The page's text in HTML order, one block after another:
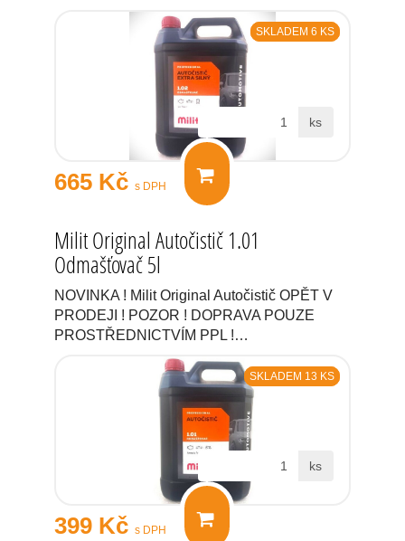
SKLADEM 6 KS
665 Kč s DPH
ks
Milit Original Autočistič 1.01
Odmašťovač 5l
NOVINKA ! Milit Original Autočistič OPĚT V
PRODEJI ! POZOR ! DOPRAVA POUZE
PROSTŘEDNICTVÍM PPL !…
SKLADEM 13 KS
399 Kč s DPH
ks